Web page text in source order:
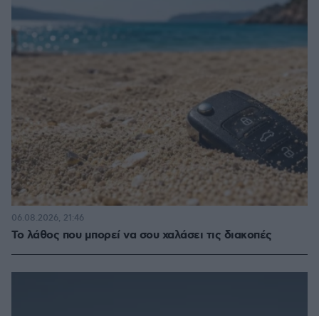
Το λάθος που μπορεί να σου χαλάσει τις διακοπές
06.08.2026, 21:46